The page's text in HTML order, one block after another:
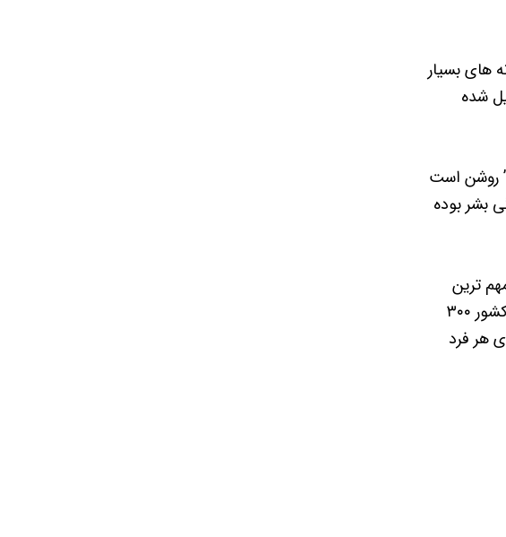
های بسیار
شده
روشن است
بشر بوده
ترین
عوامل خطر در بروز این بیماری ها شناخته شده است، آمارها نشان می دهد که از هر ۸۰۰ مورد مرگ و میر در کشور ۳۰۰
در کشور ما ۱۵-۱۰ گرم در روز برای هر فرد